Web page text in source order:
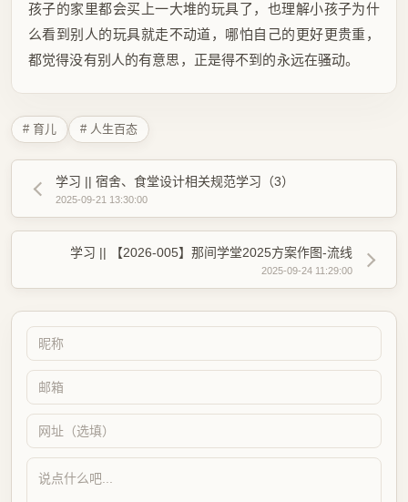
孩子的家里都会买上一大堆的玩具了，也理解小孩子为什
么看到别人的玩具就走不动道，哪怕自己的更好更贵重，
都觉得没有别人的有意思，正是得不到的永远在骚动。
# 育儿 # 人生百态
学习 || 宿舍、食堂设计相关规范学习（3）
2025-09-21 13:30:00
学习 || 【2026-005】那间学堂2025方案作图-流线
2025-09-24 11:29:00